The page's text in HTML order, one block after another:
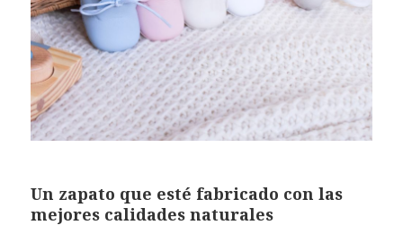
Un zapato que esté fabricado con las
mejores calidades naturales